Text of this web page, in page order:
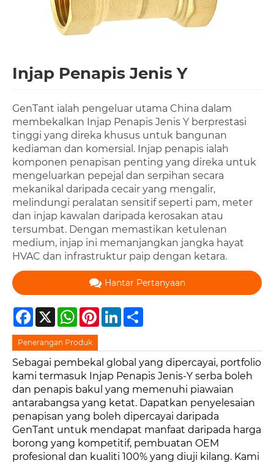
Injap Penapis Jenis Y
GenTant ialah pengeluar utama China dalam
membekalkan Injap Penapis Jenis Y berprestasi
tinggi yang direka khusus untuk bangunan
kediaman dan komersial. Injap penapis ialah
komponen penapisan penting yang direka untuk
mengeluarkan pepejal dan serpihan secara
mekanikal daripada cecair yang mengalir,
melindungi peralatan sensitif seperti pam, meter
dan injap kawalan daripada kerosakan atau
tersumbat. Dengan memastikan ketulenan
medium, injap ini memanjangkan jangka hayat
HVAC dan infrastruktur paip dengan ketara.
Hantar Pertanyaan
Facebook
X WhatsAppPinterestLinkedIn
Penerangan Produk
Sebagai pembekal global yang dipercayai, portfolio
kami termasuk Injap Penapis Jenis-Y serba boleh
dan penapis bakul yang memenuhi piawaian
antarabangsa yang ketat. Dapatkan penyelesaian
penapisan yang boleh dipercayai daripada
GenTant untuk mendapat manfaat daripada harga
borong yang kompetitif, pembuatan OEM
profesional dan kualiti 100% yang diuji kilang. Kami